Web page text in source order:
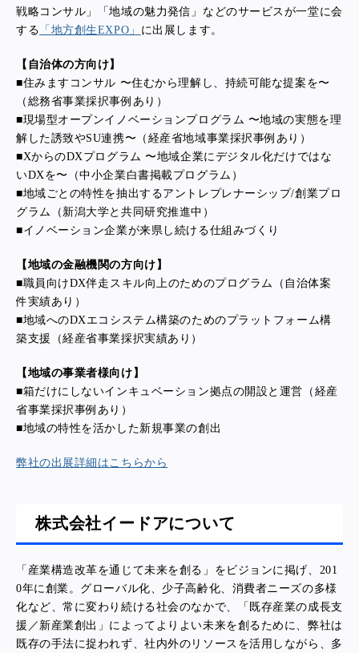
戦略コンサル」「地域の魅力発信」などのサービスが一堂に会
する 「地方創生EXPO」 に出展します。
【自治体の方向け】
■住みますコンサル 〜住むから理解し、持続可能な提案を〜
（総務省事業採択事例あり）
■現場型オープンイノベーションプログラム 〜地域の実態を理
解した誘致やSU連携〜（経産省地域事業採択事例あり）
■XからのDXプログラム 〜地域企業にデジタル化だけではな
いDXを〜（中小企業白書掲載プログラム）
■地域ごとの特性を抽出するアントレプレナーシップ/創業プロ
グラム（新潟大学と共同研究推進中）
■イノベーション企業が来県し続ける仕組みづくり
【地域の金融機関の方向け】
■職員向けDX伴走スキル向上のためのプログラム（自治体案
件実績あり）
■地域へのDXエコシステム構築のためのプラットフォーム構
築支援（経産省事業採択実績あり）
【地域の事業者様向け】
■箱だけにしないインキュベーション拠点の開設と運営（経産
省事業採択事例あり）
■地域の特性を活かした新規事業の創出
弊社の出展詳細はこちらから
株式会社イードアについて
「産業構造改革を通じて未来を創る」をビジョンに掲げ、201
0年に創業。グローバル化、少子高齢化、消費者ニーズの多様
化など、常に変わり続ける社会のなかで、「既存産業の成長支
援／新産業創出」によってよりよい未来を創るために、弊社は
既存の手法に捉われず、社内外のリソースを活用しながら、多